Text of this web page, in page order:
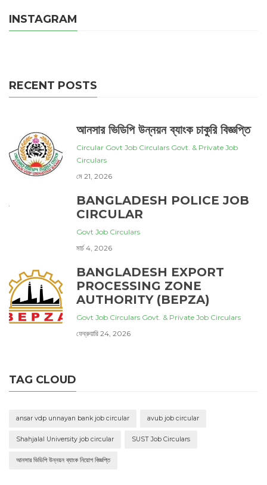
INSTAGRAM
RECENT POSTS
আনসার ভিডিপি উন্নয়ন ব্যাংক চাকুরি বিজ্ঞপ্তি
Circular Govt Job Circulars Govt. & Private Job
Circulars
মে 21, 2026
BANGLADESH POLICE JOB
CIRCULAR
Govt Job Circulars
মার্চ 4, 2026
BANGLADESH EXPORT
PROCESSING ZONE
AUTHORITY (BEPZA)
Govt Job Circulars Govt. & Private Job Circulars
ফেব্রুয়ারি 24, 2026
TAG CLOUD
ansar vdp unnayan bank job circular avub job circular
Shahjalal University job circular SUST Job Circulars
আনসার ভিডিপি উন্নয়ন ব্যাংক নিয়োগ বিজ্ঞপ্তি